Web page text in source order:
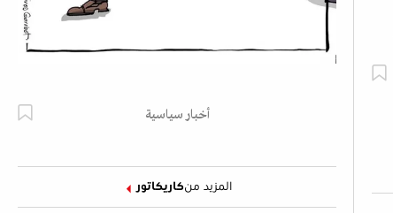
أخبار سياسية
المزيد منكاريكاتور